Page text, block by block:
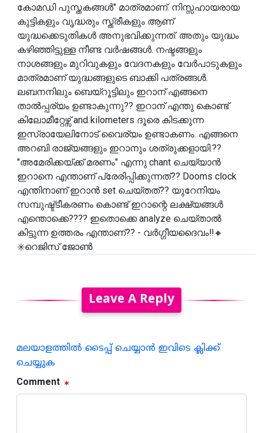
കോമഡി പുസ്തകങ്ങൾ" മാത്രമാണ്. നിസ്സഹായരായ
കുട്ടികളും വൃദ്ധരും സ്ത്രീകളും ആണ്
യുദ്ധക്കെടുതികൾ അനുഭവിക്കുന്നത്. അതും യുദ്ധം
കഴിഞ്ഞിട്ടുള്ള നീണ്ട വർഷങ്ങൾ. നഷ്ടങ്ങളും
നാശങ്ങളും മുറിവുകളും വേദനകളും വേർപാടുകളും
മാത്രമാണ് യുദ്ധങ്ങളുടെ ബാക്കി പത്രങ്ങൾ.
ലബനനിലും ബെയ്റൂട്ടിലും ഇറാന് എങ്ങനെ
താൽപ്പര്യം ഉണ്ടാകുന്നു?? ഇറാന് എന്തു കൊണ്ട്
കിലോമീറ്റേഴ്സ് and kilometers ദൂരെ കിടക്കുന്ന
ഇസ്രായേലിനോട് വൈര്യം ഉണ്ടാകണം. എങ്ങനെ
അറബി രാജ്യങ്ങളും ഇറാനും ശത്രുക്കളായി.??
"അമേരിക്കയ്ക്ക് മരണം" എന്നു chant ചെയ്യാൻ
ഇറാനെ എന്താണ് പ്രേരിപ്പിക്കുന്നത്?? Dooms clock
എന്തിനാണ് ഇറാൻ set ചെയ്തത്?? യുറേനിയം
സമ്പുഷ്ട്ടീകരണം കൊണ്ട് ഇറാന്റെ ലക്ഷ്യങ്ങൾ
എന്തൊക്കെ???? ഇതൊക്കെ analyze ചെയ്താൽ
കിട്ടുന്ന ഉത്തരം എന്താണ്?? - വർഗ്ഗീയദൈവം‼️🔸
✳️റെജിസ് ജോൺ
Leave A Reply
മലയാളത്തില്‍ ടൈപ്പ് ചെയ്യാന്‍ ഇവിടെ ക്ലിക്ക്
ചെയ്യുക
Comment